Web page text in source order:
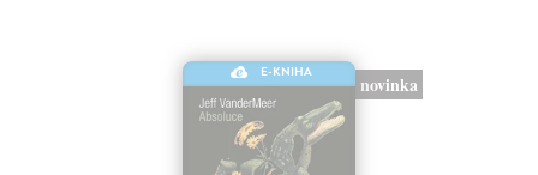
E-KNIHA
novinka